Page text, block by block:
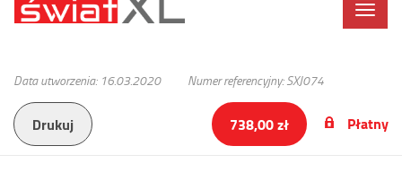
Data utworzenia: 16.03.2020 Numer referencyjny: SXJ074
Drukuj Płatny
738,00 zł